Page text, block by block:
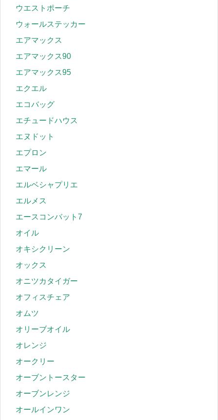
ウエストポーチ
ウォールステッカー
エアマックス
エアマックス90
エアマックス95
エクエル
エコバッグ
エチュードハウス
エヌドット
エプロン
エマール
エルベシャプリエ
エルメス
エースコンバット7
オイル
オキシクリーン
オックス
オニツカタイガー
オフィスチェア
オムツ
オリーブオイル
オレンジ
オークリー
オーブントースター
オーブンレンジ
オールインワン